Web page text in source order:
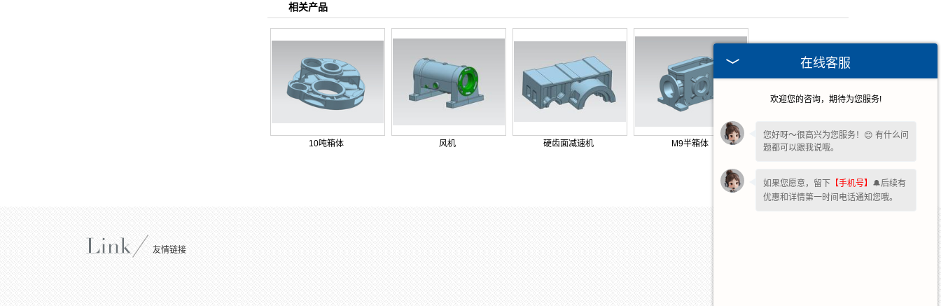
相关产品
10吨箱体 风机 硬齿面减速机 M9半箱体
友情链接
在线客服
欢迎您的咨询，期待为您服务!
您好呀～很高兴为您服务！😊 有什么问
题都可以跟我说哦。
如果您愿意，留下 【手机号】 🔔后续有
优惠和详情第一时间电话通知您哦。